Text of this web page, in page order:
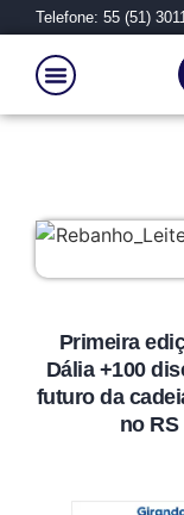
Telefone: 55 (51)
Primeira
Dália +100
futuro da
no RS